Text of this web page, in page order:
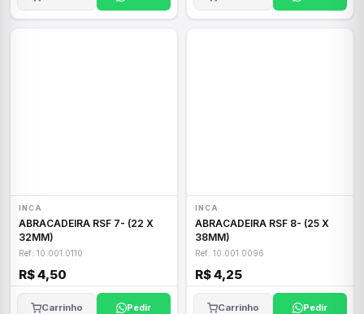
INCA
ABRACADEIRA RSF 7- (22 X
32MM)
Ref: 10.001.0110
R$ 4,50
Carrinho Pedir
INCA
ABRACADEIRA RSF 8- (25 X
38MM)
Ref: 10.001.0096
R$ 4,25
Carrinho Pedir